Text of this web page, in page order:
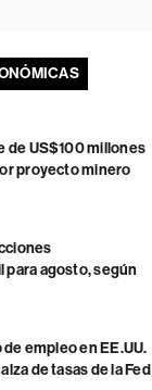
de US$100 millones
proyecto minero
para agosto, según
empleo en EE.UU.
de tasas de la Fed